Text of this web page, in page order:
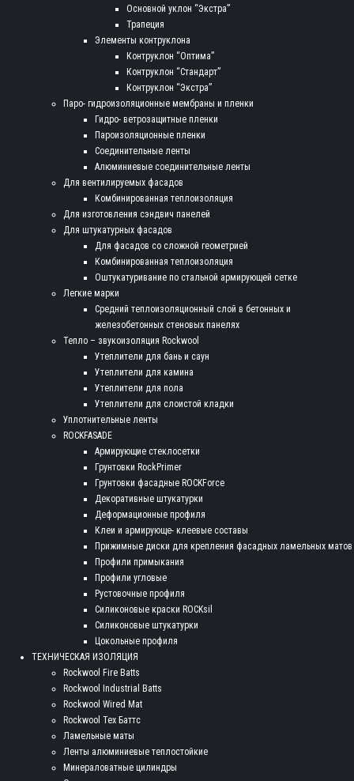
Основной уклон “Экстра”
Трапеция
Элементы контруклона
Контруклон “Оптима”
Контруклон “Стандарт”
Контруклон “Экстра”
Паро- гидроизоляционные мембраны и пленки
Гидро- ветрозащитные пленки
Пароизоляционные пленки
Соединительные ленты
Алюминиевые соединительные ленты
Для вентилируемых фасадов
Комбинированная теплоизоляция
Для изготовления сэндвич панелей
Для штукатурных фасадов
Для фасадов со сложной геометрией
Комбинированная теплоизоляция
Оштукатуривание по стальной армирующей сетке
Легкие марки
Средний теплоизоляционный слой в бетонных и
железобетонных стеновых панелях
Тепло – звукоизоляция Rockwool
Утеплители для бань и саун
Утеплители для камина
Утеплители для пола
Утеплители для слоистой кладки
Уплотнительные ленты
ROCKFASADE
Армирующие стеклосетки
Грунтовки RockPrimer
Грунтовки фасадные ROCKForce
Декоративные штукатурки
Деформационные профиля
Клеи и армирующе- клеевые составы
Прижимные диски для крепления фасадных ламельных матов
Профили примыкания
Профили угловые
Рустовочные профиля
Силиконовые краски ROCKsil
Силиконовые штукатурки
Цокольные профиля
ТЕХНИЧЕСКАЯ ИЗОЛЯЦИЯ
Rockwool Fire Batts
Rockwool Industrial Batts
Rockwool Wired Mat
Rockwool Тех Баттс
Ламельные маты
Ленты алюминиевые теплостойкие
Минераловатные цилиндры